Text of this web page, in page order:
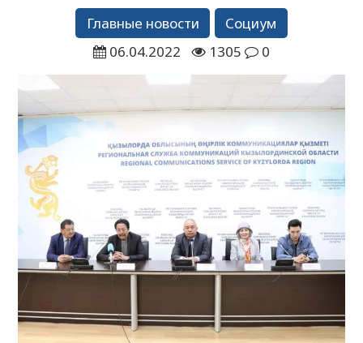
Главные новости
Социум
06.04.2022
1305 0